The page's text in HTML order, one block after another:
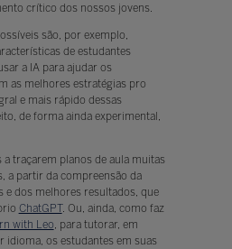
crítico dos nossos jovens.
são, por exemplo,
de estudantes
a IA para ajudar os
as melhores estratégias pro
e mais rápido dessas
de forma ainda experimental,
a traçarem planos de aula muitas
a partir da compreensão da
e dos melhores resultados, que
ChatGPT. Ou, ainda, como faz
with Leo , para tutorar, em
idioma, os estudantes em suas